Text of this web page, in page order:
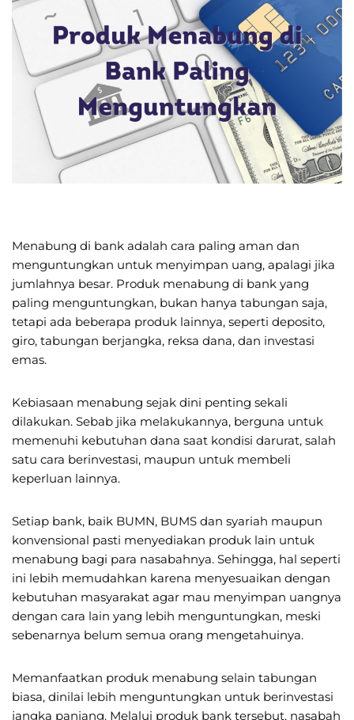
Menabung di bank adalah cara paling aman dan
menguntungkan untuk menyimpan uang, apalagi jika
jumlahnya besar. Produk menabung di bank yang
paling menguntungkan, bukan hanya tabungan saja,
tetapi ada beberapa produk lainnya, seperti deposito,
giro, tabungan berjangka, reksa dana, dan investasi
emas.
Kebiasaan menabung sejak dini penting sekali
dilakukan. Sebab jika melakukannya, berguna untuk
memenuhi kebutuhan dana saat kondisi darurat, salah
satu cara berinvestasi, maupun untuk membeli
keperluan lainnya.
Setiap bank, baik BUMN, BUMS dan syariah maupun
konvensional pasti menyediakan produk lain untuk
menabung bagi para nasabahnya. Sehingga, hal seperti
ini lebih memudahkan karena menyesuaikan dengan
kebutuhan masyarakat agar mau menyimpan uangnya
dengan cara lain yang lebih menguntungkan, meski
sebenarnya belum semua orang mengetahuinya.
Memanfaatkan produk menabung selain tabungan
biasa, dinilai lebih menguntungkan untuk berinvestasi
jangka panjang. Melalui produk bank tersebut, nasabah